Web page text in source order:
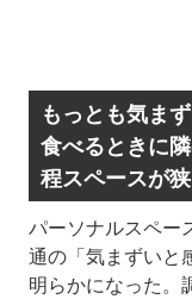
もっとも気ま
食べるときに
程スペースが狭
パーソナルスペー
通の「気まずいと
明らかになった。